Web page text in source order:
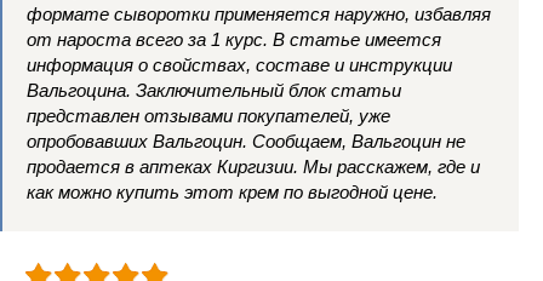
формате сыворотки применяется наружно, избавляя
от нароста всего за 1 курс. В статье имеется
информация о свойствах, составе и инструкции
Вальгоцина. Заключительный блок статьи
представлен отзывами покупателей, уже
опробовавших Вальгоцин. Сообщаем, Вальгоцин не
продается в аптеках Киргизии. Мы расскажем, где и
как можно купить этот крем по выгодной цене.